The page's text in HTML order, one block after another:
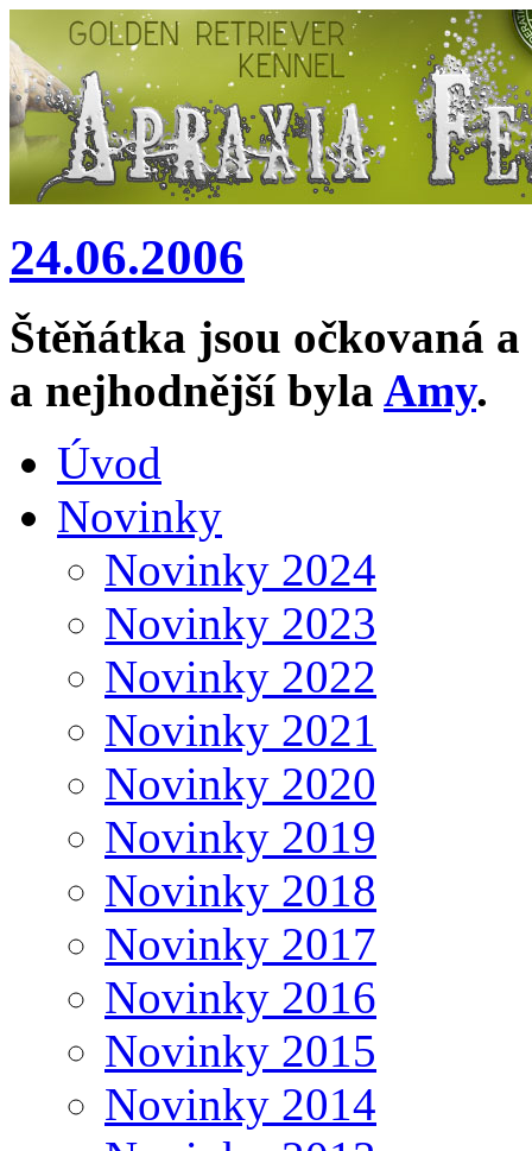
24.06.2006
Štěňátka jsou očkovaná
a nejhodnější byla Amy.
Úvod
Novinky
Novinky 2024
Novinky 2023
Novinky 2022
Novinky 2021
Novinky 2020
Novinky 2019
Novinky 2018
Novinky 2017
Novinky 2016
Novinky 2015
Novinky 2014